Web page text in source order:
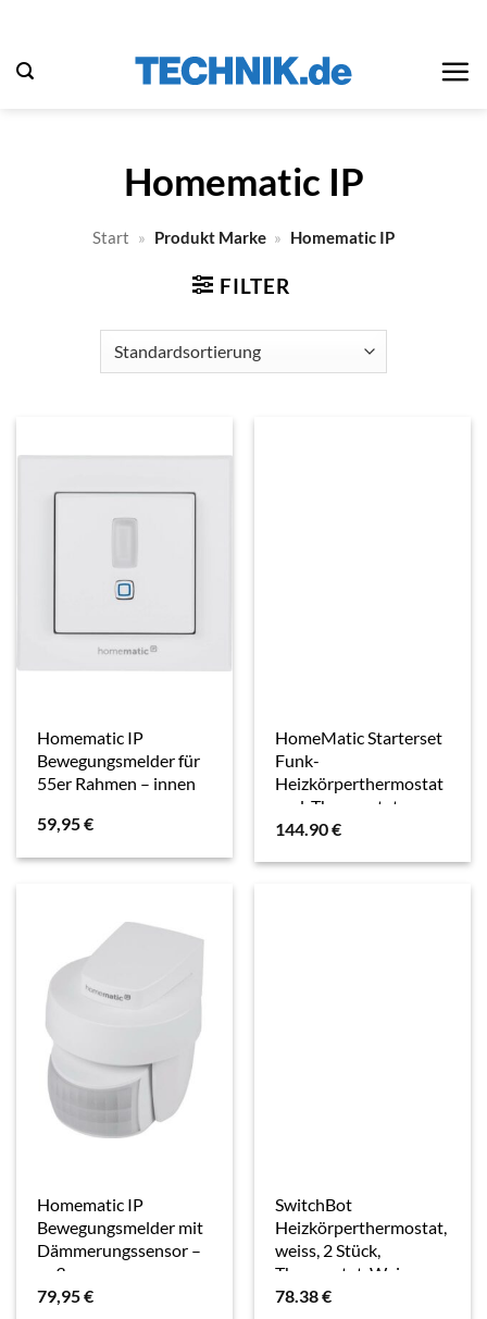
springen
Homematic IP
Start » Produkt Marke » Homematic IP
FILTER
Homematic IP
Bewegungsmelder für
55er Rahmen – innen
59,95€
HomeMatic Starterset
Funk-
Heizkörperthermostat
und, Thermostat,
Weiss
144.90€
Homematic IP
Bewegungsmelder mit
Dämmerungssensor –
außen
79,95€
SwitchBot
Heizkörperthermostat,
weiss, 2 Stück,
Thermostat, Weiss
78.38€